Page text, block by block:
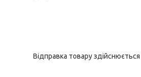
Відправка товару здійснюється